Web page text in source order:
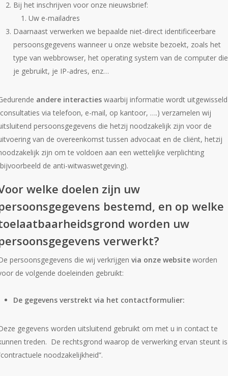
Bij het inschrijven voor onze nieuwsbrief:
Uw e-mailadres
Daarnaast verwerken we bepaalde niet-direct identificeerbare
persoonsgegevens wanneer u onze website bezoekt, zoals het
type van webbrowser, het operating system van de computer die
je gebruikt, je IP-adres, enz…
andere interactieswaarbij informatie wordt uitgewisseld
via telefoon, e-mail, op kantoor, ….) verzamelen wij
persoonsgegevens die hetzij noodzakelijk zijn voor de
van de overeenkomst tussen advocaat en de cliënt, hetzij
zijn om te voldoen aan een wettelijke verplichting
de anti-witwaswetgeving).
welke doelen zijn uw
bestemd, en op welke
worden uw
verwerkt?
persoonsgegevens die wij verkrijgen via onze websiteworden
de volgende doeleinden gebruikt:
De gegevens verstrekt via het contactformulier:
gegevens worden uitsluitend gebruikt om met u in contact te
treden. De rechtsgrond waarop de verwerking ervan steunt is
noodzakelijkheid”.